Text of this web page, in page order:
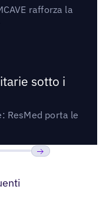
rafforza la
sotto i
ResMed porta le